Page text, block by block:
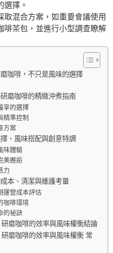
選擇。
取混合方案，如重要會議使用
啡茶包，並進行小型調查瞭解
咖啡，不只是風味的選擇
磨咖啡的精緻沖煮指南
享的選擇
精準控制
方案
、風味搭配與創意特調
味體驗
美邂逅
力
本、清潔與維護考量
運營成本評估
咖啡環境
的祕訣
磨咖啡的效率與風味權衡結論
磨咖啡的效率與風味權衡 常